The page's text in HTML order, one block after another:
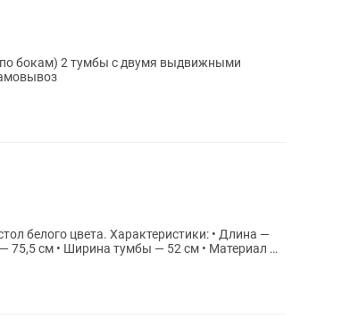
бокам) 2 тумбы с двумя выдвижными
2 шкафа Стол + зеркало Стеллаж Самовывоз
белого цвета. Характеристики: • Длина —
75,5 см • Ширина тумбы — 52 см • Материал —